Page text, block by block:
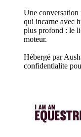
Une conversation
qui incarne avec
plus profond : le
moteur.
Hébergé par
confidentialite